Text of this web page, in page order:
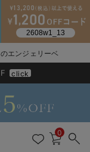
エンジェリーベ
で送料無料
click
0